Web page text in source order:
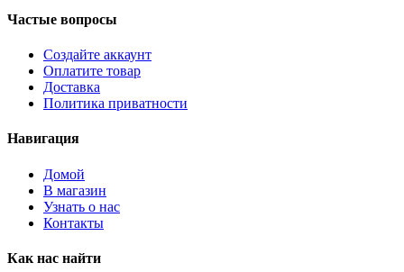
Частые вопросы
Создайте аккаунт
Оплатите товар
Доставка
Политика приватности
Навигация
Домой
В магазин
Узнать о нас
Контакты
Как нас найти